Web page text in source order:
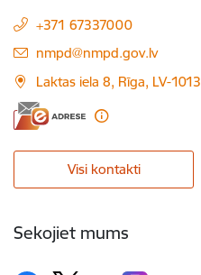
+371 67337000
E-pasts:
nmpd@nmpd.gov.lv
Laktas iela 8, Rīga, LV-1013
Visi kontakti
Sekojiet mums